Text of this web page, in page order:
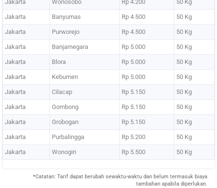
Jakarta Wonosobo Rp 4.200 50 Kg
Jakarta Banyumas Rp 4.500 50 Kg
Jakarta Purworejo Rp 4.500 50 Kg
Jakarta Banjarnegara Rp 5.000 50 Kg
Jakarta Blora Rp 5.000 50 Kg
Jakarta Kebumen Rp 5.000 50 Kg
Jakarta Cilacap Rp 5.150 50 Kg
Jakarta Gombong Rp 5.150 50 Kg
Jakarta Grobogan Rp 5.150 50 Kg
Jakarta Purbalingga Rp 5.200 50 Kg
Jakarta Wonogiri Rp 5.500 50 Kg
*Catatan: Tarif dapat berubah sewaktu-waktu dan belum termasuk biaya
tambahan apabila diperlukan.